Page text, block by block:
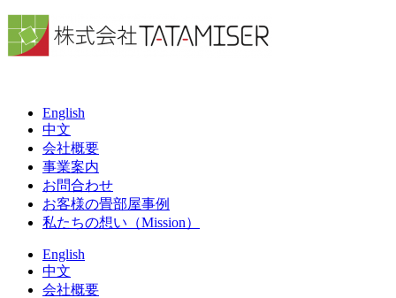
English
中文
会社概要
事業案内
お問合わせ
お客様の畳部屋事例
私たちの想い（Mission）
English
中文
会社概要